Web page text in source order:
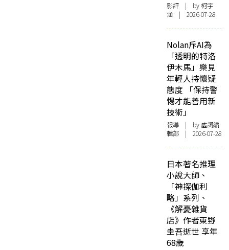
影評 | by 柯宇
涵 | 2026-07-28
Nolan斥AI為
「透明的特洛
伊木馬」樂見
年輕人持懷疑
態度 「保持警
惕才能善用新
技術」
報導 | by 虛詞編
輯部 | 2026-07-28
日本著名推理
小說大師、
「神探伽利
略」系列、
《解憂雜貨
店》作者東野
圭吾逝世 享年
68歲